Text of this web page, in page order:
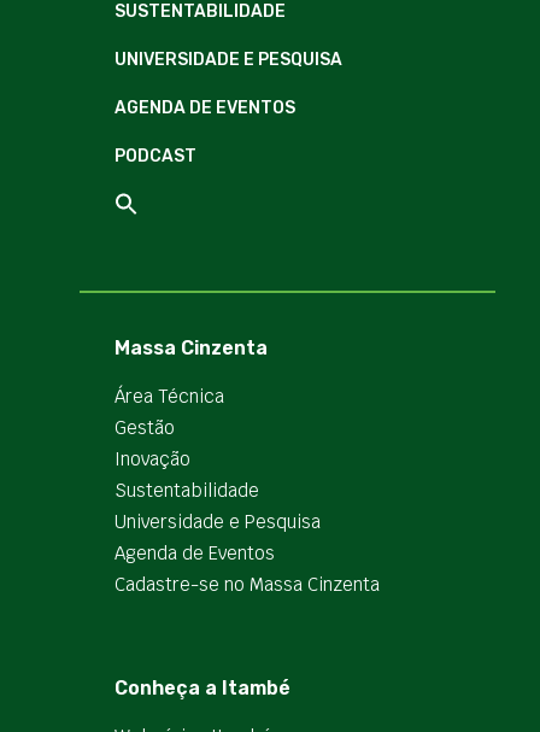
SUSTENTABILIDADE
UNIVERSIDADE E PESQUISA
AGENDA DE EVENTOS
PODCAST
Massa Cinzenta
Área Técnica
Gestão
Inovação
Sustentabilidade
Universidade e Pesquisa
Agenda de Eventos
Cadastre-se no Massa Cinzenta
Conheça a Itambé